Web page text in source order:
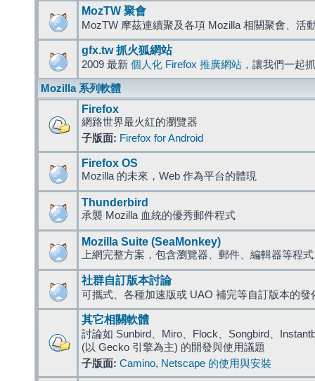
MozTW 聚會
MozTW 摩茲連續聚及各項 Mozilla 相關聚會、活
gfx.tw 抓火狐網站
2009 最新 個人化 Firefox 推廣網站 ，讓我們一起
Mozilla 系列軟體
Firefox
網路世界最火紅的瀏覽器
子版面: Firefox for Android
Firefox OS
Mozilla 的未來，Web 作為平台的體現
Thunderbird
承襲 Mozilla 血統的優秀郵件程式
Mozilla Suite (SeaMonkey)
上網完整方案，包含瀏覽器、郵件、編輯器等程
社群自訂版本討論
可攜式、各種加速版或 UAO 補完等自訂版本的發
其它相關軟體
討論如 Sunbird、Miro、Flock、Songbird、
(以 Gecko 引擎為主) 的開發與使用議題
子版面: Camino, Netscape 的使用與安裝